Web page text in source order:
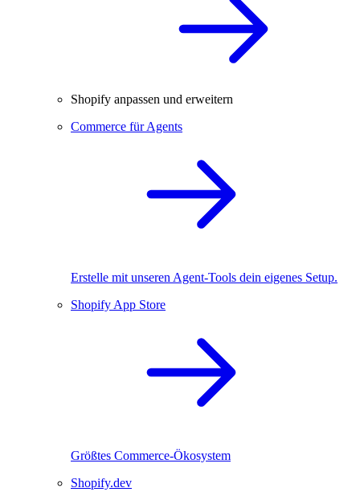
Shopify anpassen und erweitern
Commerce für Agents
Erstelle mit unseren Agent-Tools dein eigenes Setup.
Shopify App Store
Größtes Commerce-Ökosystem
Shopify.dev